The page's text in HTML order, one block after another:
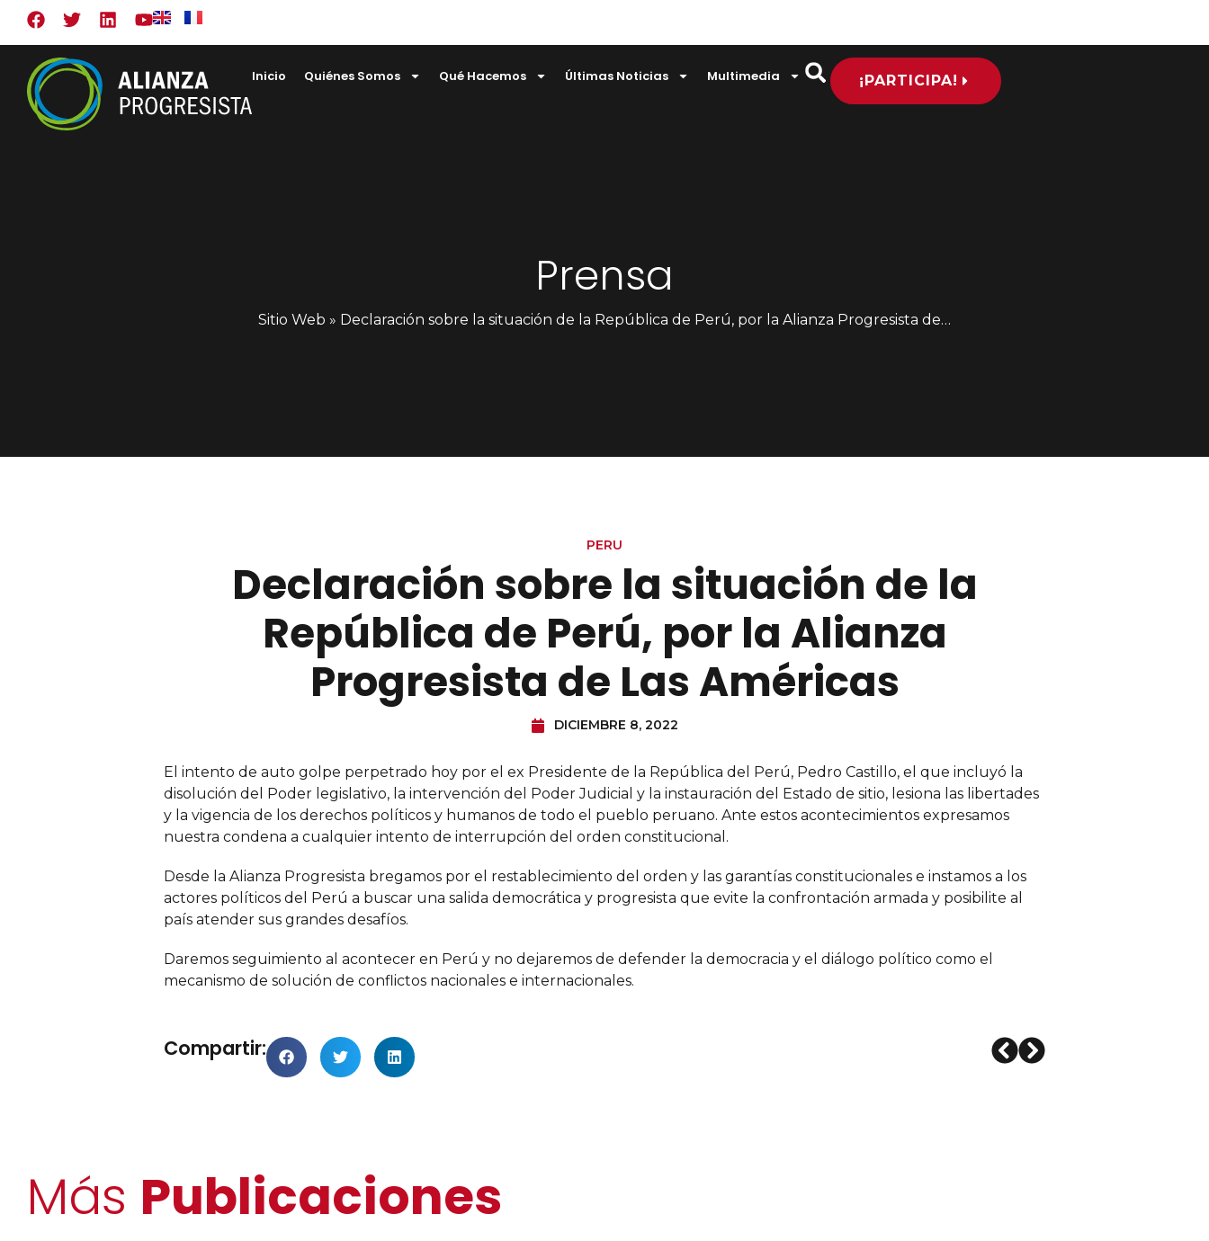
Inicio Quiénes Somos Qué Hacemos Últimas Noticias Multimedia ¡PARTICIPA!
Prensa
Sitio Web » Declaración sobre la situación de la República de Perú, por la Alianza Progresista de Las Américas
PERU
Declaración sobre la situación de la
República de Perú, por la Alianza
Progresista de Las Américas
DICIEMBRE 8, 2022
El intento de auto golpe perpetrado hoy por el ex Presidente de la República del Perú, Pedro Castillo, el que incluyó la
disolución del Poder legislativo, la intervención del Poder Judicial y la instauración del Estado de sitio, lesiona las libertades
y la vigencia de los derechos políticos y humanos de todo el pueblo peruano. Ante estos acontecimientos expresamos
nuestra condena a cualquier intento de interrupción del orden constitucional.
Desde la Alianza Progresista bregamos por el restablecimiento del orden y las garantías constitucionales e instamos a los
actores políticos del Perú a buscar una salida democrática y progresista que evite la confrontación armada y posibilite al
país atender sus grandes desafíos.
Daremos seguimiento al acontecer en Perú y no dejaremos de defender la democracia y el diálogo político como el
mecanismo de solución de conflictos nacionales e internacionales.
Compartir:
Más Publicaciones